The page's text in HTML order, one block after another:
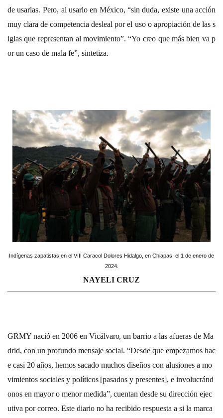
de usarlas. Pero, al usarlo en México, “sin duda, existe una acción
muy clara de competencia desleal por el uso o apropiación de las s
iglas que representan al movimiento”. “Yo creo que más bien va p
or un caso de mala fe”, sintetiza.
Indígenas zapatistas en el VIII Caracol Dolores Hidalgo, en Chiapas, el 1 de enero de
2024.
NAYELI CRUZ
GRMY nació en 2006 en Vicálvaro, un barrio a las afueras de Ma
drid, con un profundo mensaje social. “Desde que empezamos hac
e casi 20 años, hemos sacado muchos diseños con alusiones a mo
vimientos sociales y políticos [pasados y presentes], e involucránd
onos en mayor o menor medida”, cuentan desde su dirección ejec
utiva por correo. Este diario no ha recibido respuesta a si la marca